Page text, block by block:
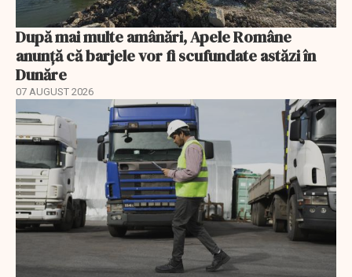
După mai multe amânări, Apele Române
anunță că barjele vor fi scufundate astăzi în
Dunăre
07 AUGUST 2026